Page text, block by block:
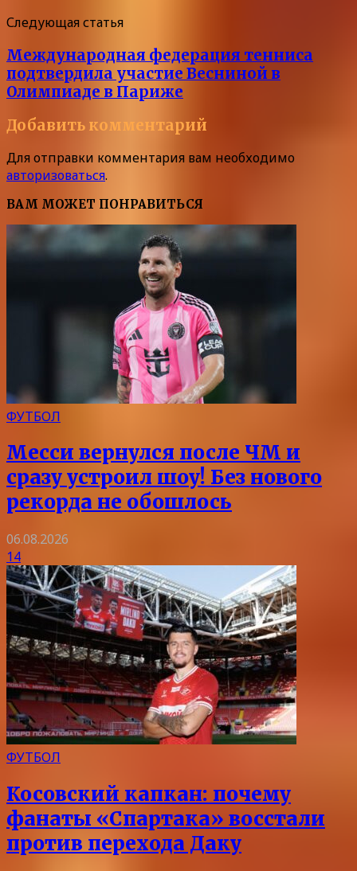
Следующая статья
Международная федерация тенниса
подтвердила участие Весниной в
Олимпиаде в Париже
Добавить комментарий
Для отправки комментария вам необходимо
авторизоваться.
ВАМ МОЖЕТ ПОНРАВИТЬСЯ
ФУТБОЛ
Месси вернулся после ЧМ и
сразу устроил шоу! Без нового
рекорда не обошлось
06.08.2026
14
ФУТБОЛ
Косовский капкан: почему
фанаты «Спартака» восстали
против перехода Даку